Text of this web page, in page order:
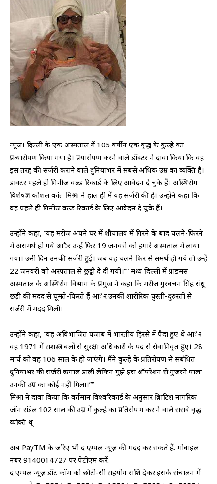
न्यूज। दिल्ली के एक अस्पताल में 105 वर्षीय एक वृद्ध के कुल्हे का
प्रत्यारोपण किया गया है। प्रयारोपण करने वाले डॉक्टर ने दावा किया कि वह
इस तरह की सर्जरी कराने वाले दुनियाभर में सबसे अधिक उम्र का व्यक्ति है।
डाक्टर पहले ही गिनीज वल्र्ड रिकार्ड के लिए आवेदन दे चुके हैं। अस्थिरोग
विशेषज्ञ कौशल कांत मिश्रा ने हाल ही में यह सर्जरी की है। उन्होंने कहा कि
वह पहले ही गिनीज वल्र्ड रिकार्ड के लिए आवेदन दे चुके हैं।
उन्होंने कहा, ”यह मरीज अपने घर में शौचालय में गिरने के बाद चलने-फिरने
में असमर्थ हो गये आैर उन्हें फिर 19 जनवरी को हमारे अस्पताल में लाया
गया। उसी दिन उनकी सर्जरी हुई। जब वह चलने फिर से समर्थ हो गये तो उन्हें
22 जनवरी को अस्पताल से छुट्टी दे दी गयी।”” मध्य दिल्ली में प्राइमस
अस्पताल के अस्थिरोग विभाग के प्रमुख ने कहा कि मरीज गुरबचन सिंह संधू
छड़ी की मदद से घूमते-फिरते हैं आैर उनकी शारीरिक चुस्ती-दुरुस्ती से
सर्जरी में मदद मिली।
उन्होंने कहा, ”वह अविभाजित पंजाब में भारतीय हिस्से में पैदा हुए थे आैर
वह 1971 में सशस्त्र बलों से सुरक्षा अधिकारी के पद से सेवानिवृत हुए। 28
मार्च को वह 106 साल के हो जाएंगे। मैंने कुल्हे के प्रतिरोपण से संबंधित
दुनियाभर की सर्जरी खंगाल डाली लेकिन मुझे इस ऑपरेशन से गुजरने वाला
उनकी उम्र का कोई नहीं मिला।””
मिश्रा ने दावा किया कि वर्तमान विश्वरिकार्ड के अनुसार ब्रिाटिश नागरिक
जॉन रांडेल 102 साल की उम्र में कुल्हे का प्रतिरोपण कराने वाले ससबे वृद्ध
व्यक्ति थ्
अब PayTM के जरिए भी द एम्पल न्यूज़ की मदद कर सकते हैं. मोबाइल
नंबर 9140014727 पर पेटीएम करें.
द एम्पल न्यूज़ डॉट कॉम को छोटी-सी सहयोग राशि देकर इसके संचालन में